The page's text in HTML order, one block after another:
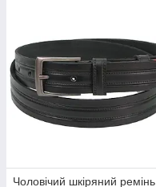
Чоловічий шкіряний ремінь